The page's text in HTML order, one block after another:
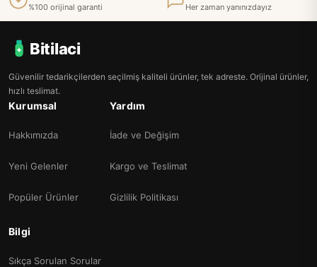
%100 orijinal garanti Her zaman yanınızdayız
Bitilaci
Güvenilir tedarikçilerden seçilmiş kaliteli ürünler, tek adreste. Orijinal ürünler,
hızlı teslimat.
Kurumsal
Hakkımızda
Yeni Gelenler
Popüler Ürünler
Yardım
İade ve Değişim
Kargo ve Teslimat
Gizlilik Politikası
Bilgi
Sıkça Sorulan Sorular